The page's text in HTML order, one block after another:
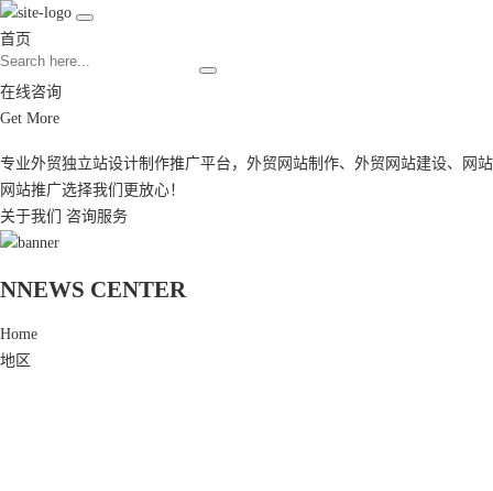
首页
在线咨询
Get More
专业外贸独立站设计制作推广平台， 外贸网站制作、 外贸网站建设、
网站
网站推广选择我们更放心！
关于我们
咨询服务
NNEWS CENTER
Home
地区